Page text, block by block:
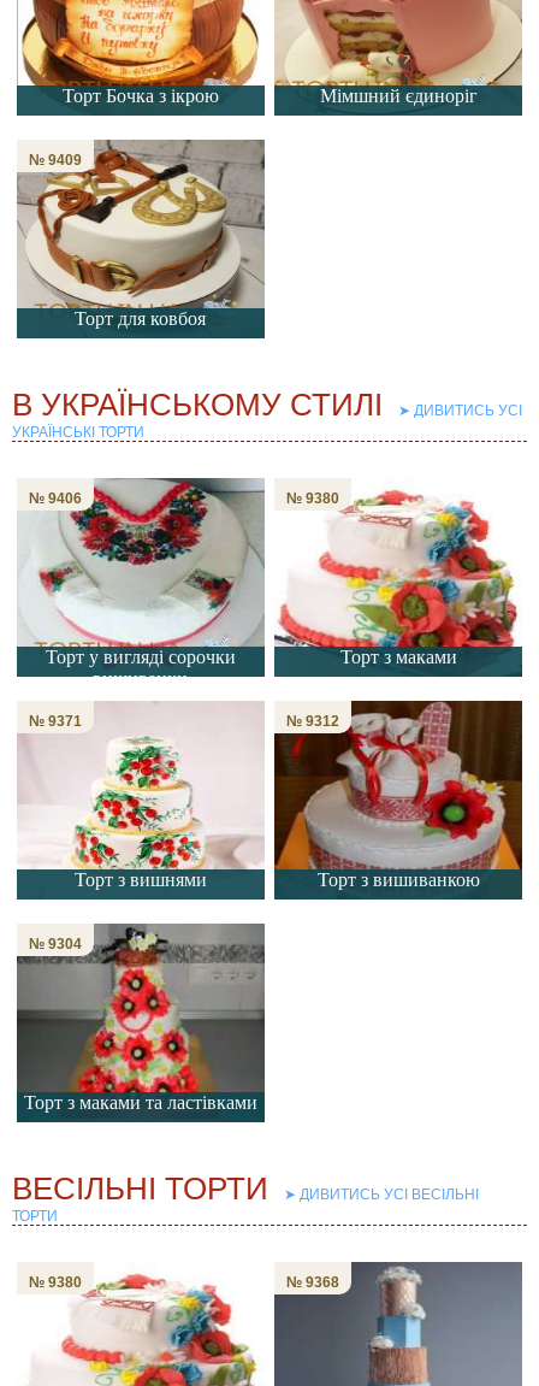
Торт Бочка з ікрою Мімшний єдиноріг
Торт для ковбоя
№ 9409
➤ ДИВИТИСЬ УСІ
УКРАЇНСЬКІ ТОРТИ
Торт у вигляді сорочки
вишиванки
№ 9406
Торт з маками
№ 9380
Торт з вишнями
№ 9371
Торт з вишиванкою
№ 9312
Торт з маками та ластівками
№ 9304
➤ ДИВИТИСЬ УСІ ВЕСІЛЬНІ
ТОРТИ
№ 9380 № 9368